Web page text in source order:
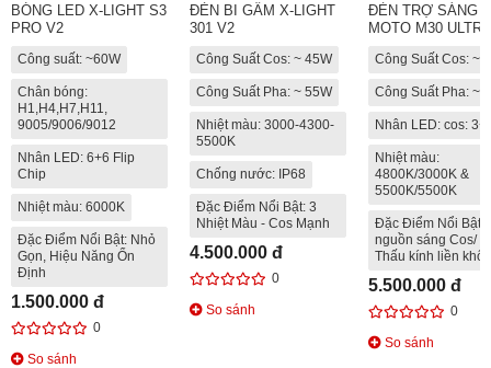
BÓNG LED X-LIGHT S3
PRO V2
Công suất: ~60W
Chân bóng:
H1,H4,H7,H11,
9005/9006/9012
Nhân LED: 6+6 Flip
Chip
Nhiệt màu: 6000K
Đặc Điểm Nổi Bật: Nhỏ
Gọn, Hiệu Năng Ổn
Định
1.500.000 đ
0
So sánh
ĐÈN BI GẦM X-LIGHT
301 V2
Công Suất Cos: ~ 45W
Công Suất Pha: ~ 55W
Nhiệt màu: 3000-4300-
5500K
Chống nước: IP68
Đặc Điểm Nổi Bật: 3
Nhiệt Màu - Cos Mạnh
4.500.000 đ
0
So sánh
ĐÈN TRỢ SÁNG
MOTO M30
Công Suất Cos:
Công Suất Pha:
Nhân LED: cos:
Nhiệt màu:
4800K/3000K &
5500K/5500K
Đặc Điểm Nổi Bật:
nguồn sáng Cos/
Thấu kính liền khối
5.500.000 đ
0
So sánh